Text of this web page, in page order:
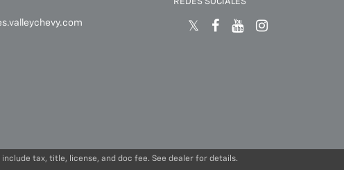
tax, title, license, and doc fee. See dealer for details.